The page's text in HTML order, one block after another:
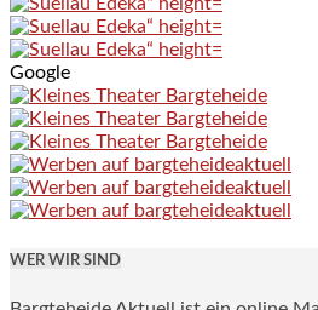
Google
WER WIR SIND